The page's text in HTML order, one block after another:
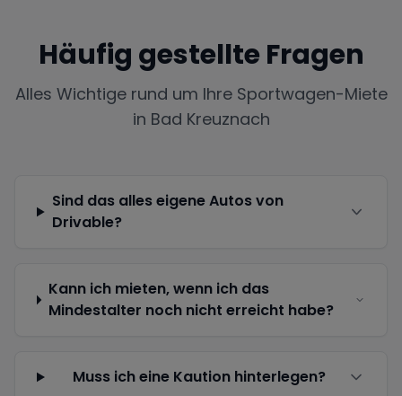
Häufig gestellte Fragen
Alles Wichtige rund um Ihre Sportwagen-Miete
in Bad Kreuznach
Sind das alles eigene Autos von
Drivable?
Kann ich mieten, wenn ich das
Mindestalter noch nicht erreicht habe?
Muss ich eine Kaution hinterlegen?